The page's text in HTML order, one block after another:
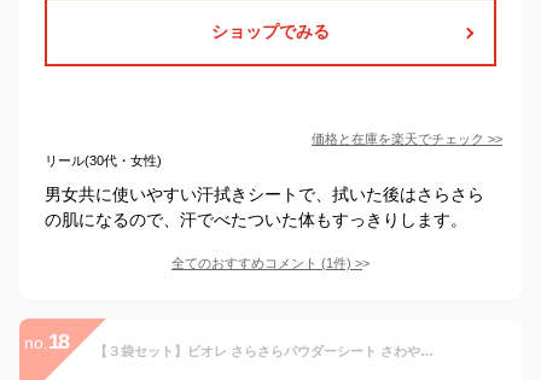
ショップでみる
価格と在庫を楽天でチェック >>
リール(30代・女性)
男女共に使いやすい汗拭きシートで、拭いた後はさらさら
の肌になるので、汗でべたついた体もすっきりします。
全てのおすすめコメント (1件) >
no. 18 【３袋セット】ビオレ さらさらパウダーシート さわやかせっけんの香り 10枚入り 携帯用 制汗シート 汗拭きシート 熱中症 花王